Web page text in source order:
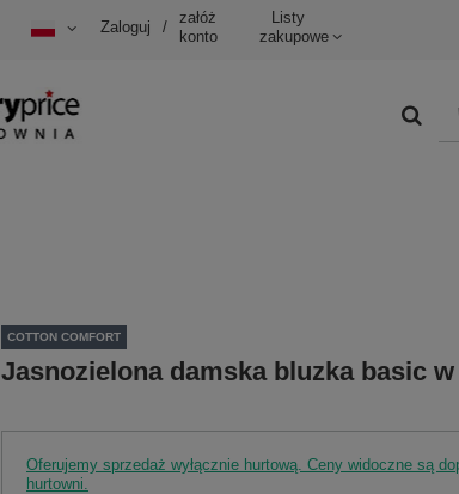
Zaloguj /
załóż
konto
Listy
zakupowe
COTTON COMFORT
Jasnozielona damska bluzka basic
Oferujemy sprzedaż wyłącznie hurtową. Ceny widoczne są
hurtowni.